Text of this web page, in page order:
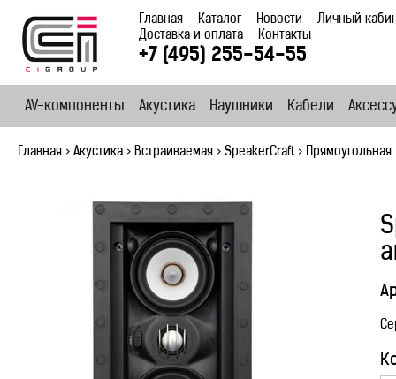
Главная Каталог Новости
Личный
Доставка и оплата
Контакты
+7 (495) 255-54-55
AV-компоненты Акустика Наушники Кабели
Главная > Акустика > Встраиваемая > SpeakerCraft > Прямоугольная